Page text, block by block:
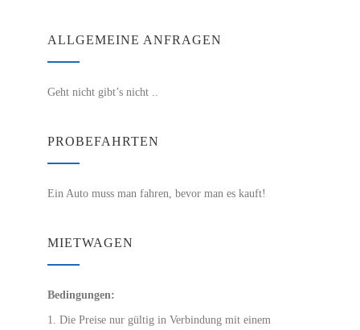
ALLGEMEINE ANFRAGEN
Geht nicht gibt’s nicht ..
PROBEFAHRTEN
Ein Auto muss man fahren, bevor man es kauft!
MIETWAGEN
Bedingungen:
Die Preise nur gültig in Verbindung mit einem